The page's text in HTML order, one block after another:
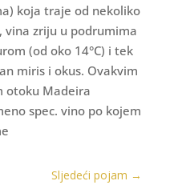
koja traje od nekoliko
vina zriju u podrumima
(od oko 14°C) i tek
miris i okus. Ovakvim
otoku Madeira
spec. vino po kojem
Sljedeći pojam →